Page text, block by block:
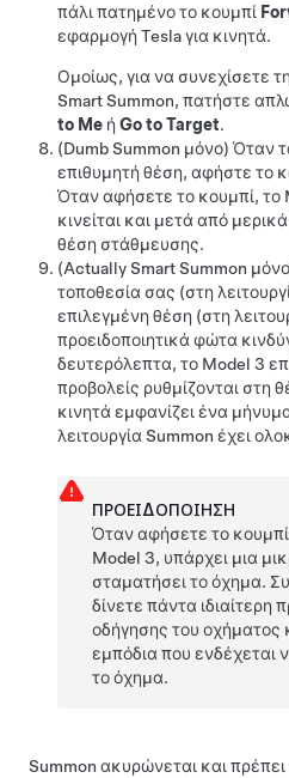
πάλι πατημένο το κουμπί
εφαρμογή Tesla για κινητά.
Ομοίως, για να συνεχίσετε
Smart Summon, πατήστε
to Me ή Go to Target.
(Dumb Summon μόνο) Όταν
επιθυμητή θέση, αφήστε το
Όταν αφήσετε το κουμπί, το
κινείται και μετά από
θέση στάθμευσης.
(Actually Smart Summon
τοποθεσία σας (στη
επιλεγμένη θέση (στη
προειδοποιητικά φώτα
δευτερόλεπτα, το Model 3
προβολείς ρυθμίζονται στη
κινητά εμφανίζει ένα
λειτουργίαSummon έχει
ΠΡΟΕΙΔΟΠΟΊΗΣΗ
Όταν αφήσετε το
Model 3, υπάρχει μια
σταματήσει το όχημα.
δίνετε πάντα ιδιαίτερη
οδήγησης του οχήματος
εμπόδια που ενδέχεται
το όχημα.
Summon ακυρώνεται και